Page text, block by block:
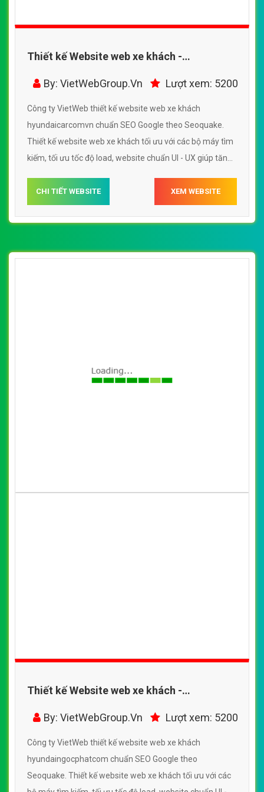
Thiết kế Website web xe khách -
hyundaicarcomvn
By: VietWebGroup.Vn Lượt xem: 5200
Công ty VietWeb thiết kế website web xe khách
hyundaicarcomvn chuẩn SEO Google theo Seoquake.
Thiết kế website web xe khách tối ưu với các bộ máy tìm
kiếm, tối ưu tốc độ load, website chuẩn UI - UX giúp tăng
hyundaicarcomvn
CHI TIẾT WEBSITE XEM WEBSITE
Thiết kế Website web xe khách -
hyundaingocphatcom
By: VietWebGroup.Vn Lượt xem: 5200
Công ty VietWeb thiết kế website web xe khách
hyundaingocphatcom chuẩn SEO Google theo
Seoquake. Thiết kế website web xe khách tối ưu với các